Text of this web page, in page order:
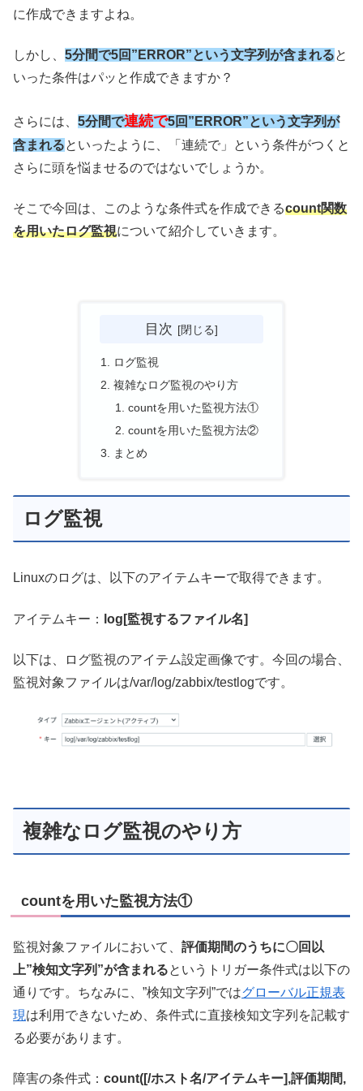
に作成できますよね。
しかし、 5分間で5回”ERROR”という文字列が含まれると
いった条件はパッと作成できますか？
さらには、 5分間で連続で5回”ERROR”という文字列が
含まれるといったように、「連続で」という条件がつくと
さらに頭を悩ませるのではないでしょうか。
そこで今回は、このような条件式を作成できるcount関数
を用いたログ監視について紹介していきます。
目次
ログ監視
複雑なログ監視のやり方
countを用いた監視方法①
countを用いた監視方法②
まとめ
ログ監視
Linuxのログは、以下のアイテムキーで取得できます。
アイテムキー： log[監視するファイル名]
以下は、ログ監視のアイテム設定画像です。今回の場合、
監視対象ファイルは/var/log/zabbix/testlogです。
複雑なログ監視のやり方
countを用いた監視方法①
監視対象ファイルにおいて、 評価期間のうちに〇回以
上”検知文字列”が含まれるというトリガー条件式は以下の
通りです。ちなみに、”検知文字列”ではグローバル正規表
現は利用できないため、条件式に直接検知文字列を記載す
る必要があります。
障害の条件式： count([/ホスト名/アイテムキー],評価期間,